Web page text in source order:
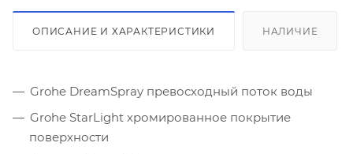
ОПИСАНИЕ И ХАРАКТЕРИСТИКИ НАЛИЧИЕ
Grohe DreamSpray превосходный поток воды
Grohe StarLight хромированное покрытие
поверхности